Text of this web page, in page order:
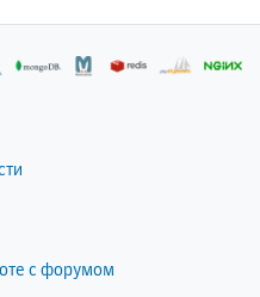
н
ч
с форумом